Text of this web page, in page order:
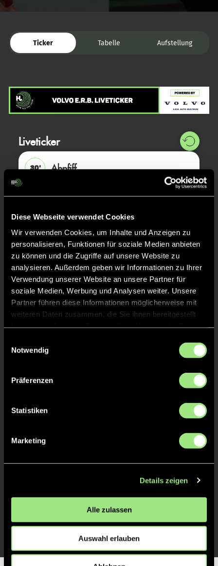
Diese Webseite verwendet Cookies
Wir verwenden Cookies, um Inhalte und Anzeigen zu
personalisieren, Funktionen für soziale Medien anbieten
zu können und die Zugriffe auf unsere Website zu
analysieren. Außerdem geben wir Informationen zu Ihrer
Verwendung unserer Website an unsere Partner für
soziale Medien, Werbung und Analysen weiter. Unsere
Partner führen diese Informationen möglicherweise mit
weiteren Daten zusammen, die Sie ihnen bereitgestellt
Notwendig
Präferenzen
Statistiken
Marketing
Details zeigen
Alle zulassen
Auswahl erlauben
Ticker Tabelle Aufstellung
Liveticker
30'
Abpfiff
25' TOR 3:1, FELDTOR
RichardG.
12' TOR 3:0, FELDTOR
10' TOR 2:0, FELDTOR
B.